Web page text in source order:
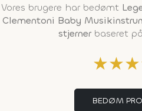
Vores brugere har bedømt
Clementoni Baby
stjernerbaseret
★★★
BEDØM